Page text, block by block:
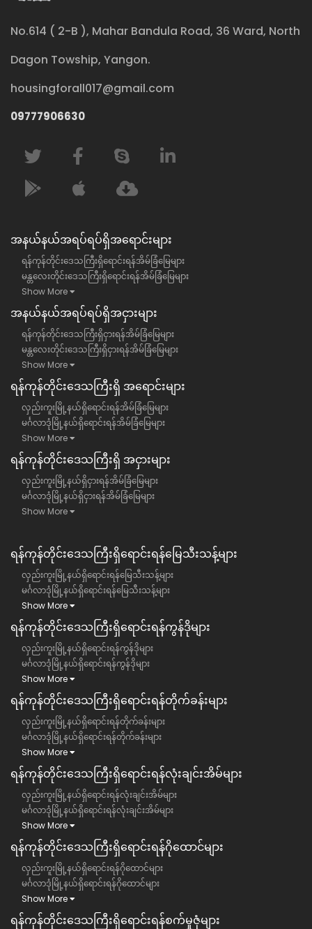
No.614 ( 2-B ), Mahar Bandula Road, 36 Ward, North
Dagon Towship, Yangon.
housingforall017@gmail.com
09777906630
အနယ်နယ်အရပ်ရပ်ရှိအရောင်းများ
ရန်ကုန်တိုင်းဒေသကြီးရှိရောင်းရန်အိမ်ခြံမြေများ
မန္တလေးတိုင်းဒေသကြီးရှိရောင်းရန်အိမ်ခြံမြေများ
Show More
အနယ်နယ်အရပ်ရပ်ရှိအငှားများ
ရန်ကုန်တိုင်းဒေသကြီးရှိငှားရန်အိမ်ခြံမြေများ
မန္တလေးတိုင်းဒေသကြီးရှိငှားရန်အိမ်ခြံမြေများ
Show More
ရန်​ကုန်တိုင်းဒေသကြီး​ရှိ အရောင်းများ
လှည်းကူးမြို့နယ်ရှိရောင်းရန်အိမ်ခြံမြေများ
မင်္ဂလာဒုံမြို့နယ်ရှိရောင်းရန်အိမ်ခြံမြေများ
Show More
ရန်​ကုန်တိုင်းဒေသကြီး​ရှိ အငှားများ
လှည်းကူးမြို့နယ်ရှိငှားရန်အိမ်ခြံမြေများ
မင်္ဂလာဒုံမြို့နယ်ရှိငှားရန်အိမ်ခြံမြေများ
Show More
ရန်ကုန်တိုင်းဒေသကြီး​ရှိရောင်းရန်မြေသီးသန့်များ
လှည်းကူးမြို့နယ်ရှိရောင်းရန်မြေသီးသန့်များ
မင်္ဂလာဒုံမြို့နယ်ရှိရောင်းရန်မြေသီးသန့်များ
Show More
ရန်ကုန်တိုင်းဒေသကြီး​ရှိရောင်းရန်ကွန်ဒိုများ
လှည်းကူးမြို့နယ်ရှိရောင်းရန်ကွန်ဒိုများ
မင်္ဂလာဒုံမြို့နယ်ရှိရောင်းရန်ကွန်ဒိုများ
Show More
ရန်ကုန်တိုင်းဒေသကြီး​ရှိရောင်းရန်တိုက်ခန်းများ
လှည်းကူးမြို့နယ်ရှိရောင်းရန်တိုက်ခန်းများ
မင်္ဂလာဒုံမြို့နယ်ရှိရောင်းရန်တိုက်ခန်းများ
Show More
ရန်ကုန်တိုင်းဒေသကြီး​ရှိရောင်းရန်လုံးချင်းအိမ်များ
လှည်းကူးမြို့နယ်ရှိရောင်းရန်လုံးချင်းအိမ်များ
မင်္ဂလာဒုံမြို့နယ်ရှိရောင်းရန်လုံးချင်းအိမ်များ
Show More
ရန်ကုန်တိုင်းဒေသကြီး​ရှိရောင်းရန်ဂိုထောင်များ
လှည်းကူးမြို့နယ်ရှိရောင်းရန်ဂိုထောင်များ
မင်္ဂလာဒုံမြို့နယ်ရှိရောင်းရန်ဂိုထောင်များ
Show More
ရန်ကုန်တိုင်းဒေသကြီး​ရှိရောင်းရန်စက်မှုဇုံများ